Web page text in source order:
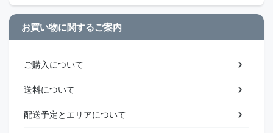
お買い物に関するご案内
ご購入について
送料について
配送予定とエリアについて